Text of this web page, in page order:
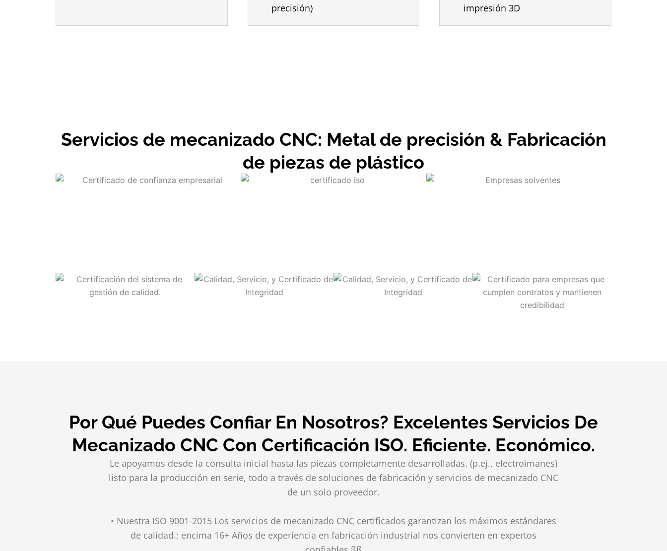
precisión)
impresión 3D
Servicios de mecanizado CNC: Metal de precisión & Fabricación
de piezas de plástico
Por Qué Puedes Confiar En Nosotros? Excelentes Servicios De
Mecanizado CNC Con Certificación ISO. Eficiente. Económico.
Le apoyamos desde la consulta inicial hasta las piezas completamente desarrolladas. (p.ej., electroimanes)
listo para la producción en serie, todo a través de soluciones de fabricación y servicios de mecanizado CNC
de un solo proveedor.
• Nuestra ISO 9001-2015 Los servicios de mecanizado CNC certificados garantizan los máximos estándares
de calidad.; encima 16+ Años de experiencia en fabricación industrial nos convierten en expertos